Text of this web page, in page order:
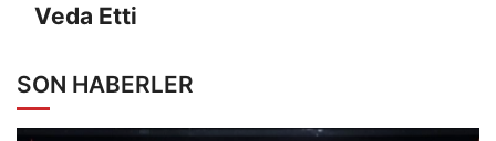
Veda Etti
SON HABERLER